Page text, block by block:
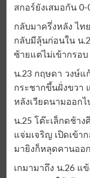
สกอร์ยังเสมอกัน 0-
กลับมาครึ่งหลัง ไท
กลับมีลุ้นก่อนใน น
ซ้ายแต่ไม่เข้ากรอบ
น.23 กฤษดา วงษ์แ
กระชากขึ้นฝั่งขวา
หลังเวียดนามออกไ
น.25 โต๊ะเล็กดช้า
แจ่มเจริญ เปิดเข้า
มายิงก็หลุดคานออ
เกมามาถึง น.26 แ